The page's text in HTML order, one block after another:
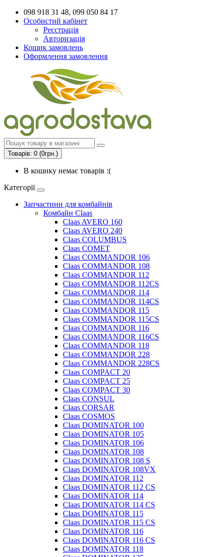
098 918 31 48, 099 050 84 17
Особистий кабінет
Реєстрація
Авторизація
Кошик замовлень
Оформлення замовлення
Товарів: 0 (0грн.)
В кошику немає товарів :(
Категорії
Запчастини для комбайнів
Комбайн Claas
Claas AVERO 160
Claas AVERO 240
Claas COLUMBUS
Claas COMET
Claas COMMANDOR 106
Claas COMMANDOR 108
Claas COMMANDOR 112
Claas COMMANDOR 112CS
Claas COMMANDOR 114
Claas COMMANDOR 114CS
Claas COMMANDOR 115
Claas COMMANDOR 115CS
Claas COMMANDOR 116
Claas COMMANDOR 116CS
Claas COMMANDOR 118
Claas COMMANDOR 228
Claas COMMANDOR 228CS
Claas COMPACT 20
Claas COMPACT 25
Claas COMPACT 30
Claas CONSUL
Claas CORSAR
Claas COSMOS
Claas DOMINATOR 100
Claas DOMINATOR 105
Claas DOMINATOR 106
Claas DOMINATOR 108
Claas DOMINATOR 108 S
Claas DOMINATOR 108VX
Claas DOMINATOR 112
Claas DOMINATOR 112 CS
Claas DOMINATOR 114
Claas DOMINATOR 114 CS
Claas DOMINATOR 115
Claas DOMINATOR 115 CS
Claas DOMINATOR 116
Claas DOMINATOR 116 CS
Claas DOMINATOR 118